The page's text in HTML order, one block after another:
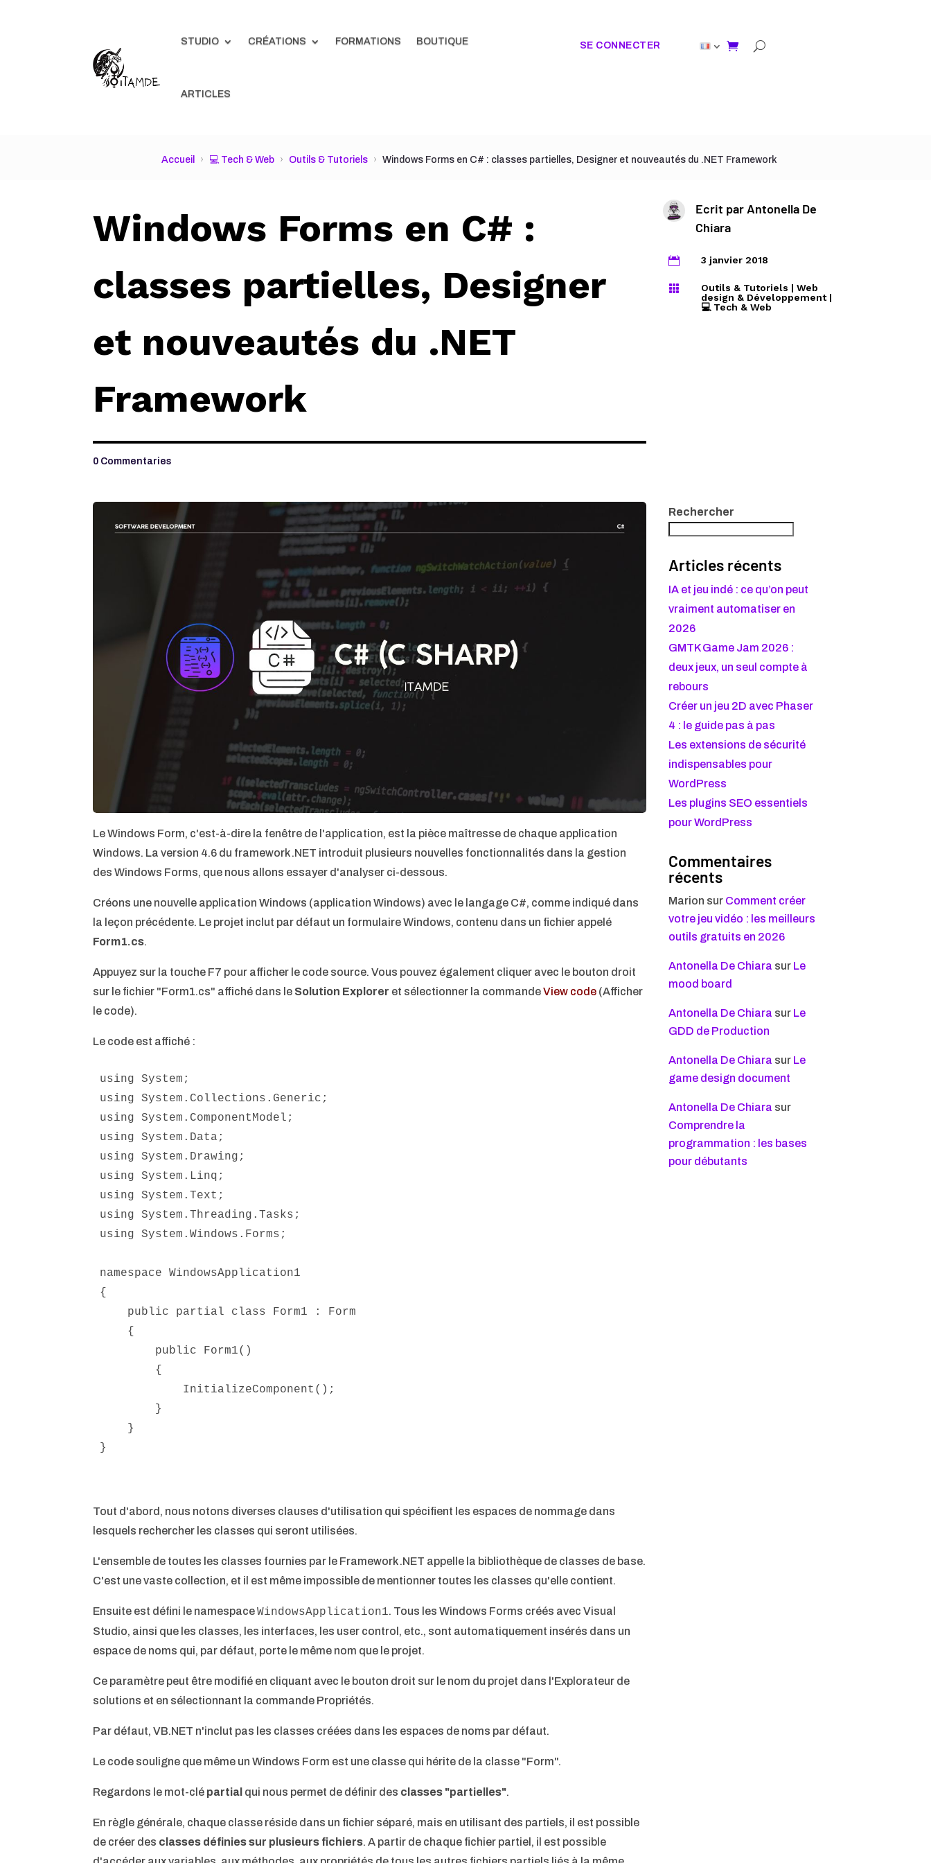
STUDIO CRÉATIONS FORMATIONS BOUTIQUE
ARTICLES
SE CONNECTER
Accueil 💻 Tech & Web Outils & Tutoriels Windows Forms en C# : classes partielles, Designer et nouveautés du .NET Framework
Windows Forms en C# :
classes partielles, Designer
et nouveautés du .NET
Framework
0 Commentaries
Ecrit par Antonella De
Chiara
 3 janvier 2018
 Outils & Tutoriels |Web
design & Développement|
💻 Tech & Web
Le Windows Form, c'est-à-dire la fenêtre de l'application, est la pièce maîtresse de chaque application
Windows. La version 4.6 du framework .NET introduit plusieurs nouvelles fonctionnalités dans la gestion
des Windows Forms, que nous allons essayer d'analyser ci-dessous.
Créons une nouvelle application Windows (application Windows) avec le langage C#, comme indiqué dans
la leçon précédente. Le projet inclut par défaut un formulaire Windows, contenu dans un fichier appelé
Form1.cs.
Appuyez sur la touche F7 pour afficher le code source.Vous pouvez également cliquer avec le bouton droit
sur le fichier "Form1.cs" affiché dans le Solution Explorer et sélectionner la commandeView code (Afficher
le code).
Le code est affiché :
using System;
using System.Collections.Generic;
using System.ComponentModel;
using System.Data;
using System.Drawing;
using System.Linq;
using System.Text;
using System.Threading.Tasks;
using System.Windows.Forms;
namespace WindowsApplication1
{
}
Tout d'abord, nous notons diverses clauses d'utilisation qui spécifient les espaces de nommage dans
lesquels rechercher les classes qui seront utilisées.
L'ensemble de toutes les classes fournies par le Framework .NET appelle la bibliothèque de classes de base.
C'est une vaste collection, et il est même impossible de mentionner toutes les classes qu'elle contient.
Ensuite est défini le namespaceWindowsApplication1. Tous les Windows Forms créés avec Visual
Studio, ainsi que les classes, les interfaces, les user control, etc., sont automatiquement insérés dans un
espace de noms qui, par défaut, porte le même nom que le projet.
Ce paramètre peut être modifié en cliquant avec le bouton droit sur le nom du projet dans l'Explorateur de
solutions et en sélectionnant la commande Propriétés.
Par défaut, VB.NET n'inclut pas les classes créées dans les espaces de noms par défaut.
Le code souligne que même un Windows Form est une classe qui hérite de la classe "Form".
Regardons le mot-clé partial qui nous permet de définir des classes "partielles".
En règle générale, chaque classe réside dans un fichier séparé, mais en utilisant des partiels, il est possible
de créer des classes définies sur plusieurs fichiers.A partir de chaque fichier partiel, il est possible
Rechercher
Articles récents
IA et jeu indé : ce qu’on peut
vraiment automatiser en
2026
GMTK Game Jam 2026 :
deux jeux, un seul compte à
rebours
Créer un jeu 2D avec Phaser
4 : le guide pas à pas
Les extensions de sécurité
indispensables pour
WordPress
Les plugins SEO essentiels
pour WordPress
Commentaires
récents
Marion sur Comment créer
votre jeu vidéo : les meilleurs
outils gratuits en 2026
Antonella De Chiara sur Le
mood board
Antonella De Chiara sur Le
GDD de Production
Antonella De Chiara sur Le
game design document
Antonella De Chiara sur
Comprendre la
programmation : les bases
pour débutants